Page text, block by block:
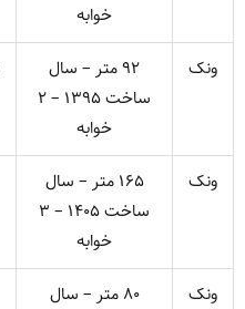
خوابه
ونک
۹۲ متر – سال
ساخت ۱۳۹۵ – ۲
خوابه
ونک
۱۶۵ متر – سال
ساخت ۱۴۰۵ – ۳
خوابه
ونک
۸۰ متر – سال